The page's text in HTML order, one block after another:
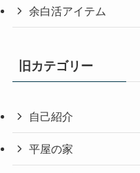
余白活アイテム
旧カテゴリー
自己紹介
平屋の家